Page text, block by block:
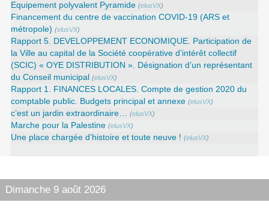
Equipement polyvalent Pyramide (elusVX)
Financement du centre de vaccination COVID-19 (ARS et
métropole) (elusVX)
Rapport 5. DEVELOPPEMENT ECONOMIQUE. Participation de
la Ville au capital de la Société coopérative d’intérêt collectif
(SCIC) « OYE DISTRIBUTION ». Désignation d’un représentant
du Conseil municipal
(elusVX)
Rapport 1. FINANCES LOCALES. Compte de gestion 2020 du
comptable public. Budgets principal et annexe (elusVX)
c’est un jardin extraordinaire… (elusVX)
Marche pour la Palestine (elusVX)
Une place chargée d’histoire et toute neuve ! (elusVX)
Dimanche 9 août 2026